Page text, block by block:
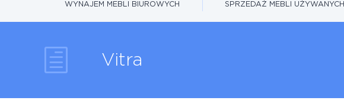
WYNAJEM MEBLI BIUROWYCH SPRZEDAŻ MEBLI UŻYWANYCH
Vitra